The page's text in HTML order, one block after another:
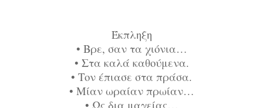
Έκπληξη
• Βρε, σαν τα χιόνια…
• Στα καλά καθούμενα.
• Τον έπιασε στα πράσα.
• Μίαν ωραίαν πρωίαν…
• Ως δια μαγείας…